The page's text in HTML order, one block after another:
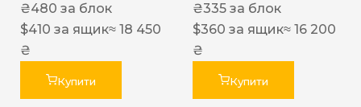
₴480 за блок
$410 за ящик≈ 18 450
₴
Купити
₴335 за блок
$360 за ящик≈ 16 200
₴
Купити